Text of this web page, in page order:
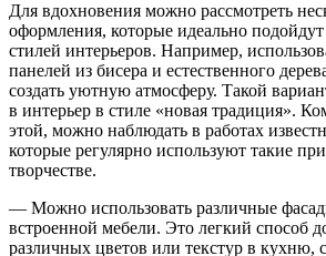
Для вдохновения можно рассмотреть
оформления, которые идеально подойдут
стилей интерьеров. Например,
панелей из бисера и естественного
создать уютную атмосферу. Такой
в интерьер в стиле «новая традиция».
этой, можно наблюдать в работах
которые регулярно используют такие
творчестве.
— Можно использовать различные
встроенной мебели. Это легкий способ
различных цветов или текстур в кухню,